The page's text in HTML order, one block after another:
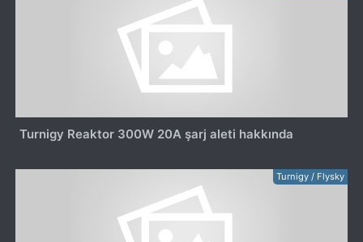
Turnigy Reaktor 300W 20A şarj aleti hakkında
Turnigy / Flysky